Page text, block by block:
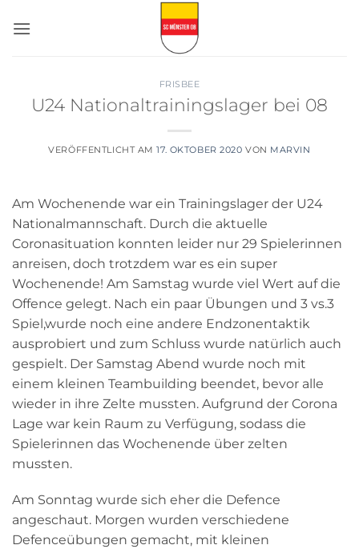
Inhalt
FRISBEE
U24 Nationaltrainingslager bei 08
VERÖFFENTLICHT AM17. OKTOBER 2020 VON MARVIN
Am Wochenende war ein Trainingslager der U24
Nationalmannschaft. Durch die aktuelle
Coronasituation konnten leider nur 29 Spielerinnen
anreisen, doch trotzdem war es ein super
Wochenende! Am Samstag wurde viel Wert auf die
Offence gelegt. Nach ein paar Übungen und 3 vs.3
Spiel,wurde noch eine andere Endzonentaktik
ausprobiert und zum Schluss wurde natürlich auch
gespielt. Der Samstag Abend wurde noch mit
einem kleinen Teambuilding beendet, bevor alle
wieder in ihre Zelte mussten. Aufgrund der Corona
Lage war kein Raum zu Verfügung, sodass die
Spielerinnen das Wochenende über zelten
mussten.
Am Sonntag wurde sich eher die Defence
angeschaut. Morgen wurden verschiedene
Defenceübungen gemacht, mit kleinen